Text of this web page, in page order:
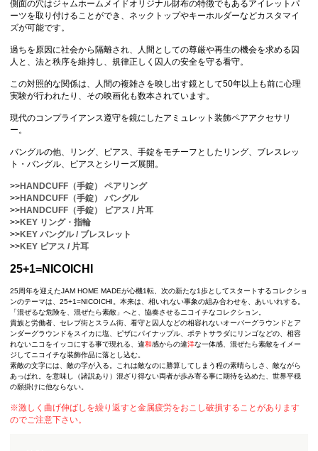
側面の穴はジャムホームメイドオリジナル財布の特徴でもあるアイレットパ
ーツを取り付けることができ、ネックトップやキーホルダーなどカスタマイ
ズが可能です。
過ちを原因に社会から隔離され、人間としての尊厳や再生の機会を求める囚
人と、法と秩序を維持し、規律正しく囚人の安全を守る看守。
この対照的な関係は、人間の複雑さを映し出す鏡として50年以上も前に心理
実験が行われたり、その映画化も数本されています。
現代のコンプライアンス遵守を鏡にしたアミュレット装飾ペアアクセサリ
ー。
バングルの他、リング、ピアス、手錠をモチーフとしたリング、ブレスレッ
ト・バングル、ピアスとシリーズ展開。
>>HANDCUFF（手錠） ペアリング
>>HANDCUFF（手錠） バングル
>>HANDCUFF（手錠） ピアス / 片耳
>>KEY リング・指輪
>>KEY バングル / ブレスレット
>>KEY ピアス / 片耳
25+1=NICOICHI
25周年を迎えたJAM HOME MADEが心機1転、次の新たな1歩としてスタートするコレクショ
ンのテーマは、25+1=NICOICHI。本来は、相いれない事象の組み合わせを、あいいれする。
「混ぜるな危険を、混ぜたら素敵」へと、協奏させるニコイチなコレクション。
貴族と労働者、セレブ街とスラム街、看守と囚人などの相容れないオーバーグラウンドとア
ンダーグラウンドをスイカに塩、ピザにパイナップル、ポテトサラダにリンゴなどの、相容
れないニコをイッコにする事で現れる、違和感からの違洋な一体感、混ぜたら素敵をイメー
ジしてニコイチな装飾作品に落とし込む。
素敵の文字には、敵の字が入る。これは敵なのに勝算してしまう程の素晴らしさ、敵ながら
あっぱれ。を意味し（諸説あり）混ざり得ない両者が歩み寄る事に期待を込めた、世界平穏
の願掛けに他ならない。
※激しく曲げ伸ばしを繰り返すと金属疲労をおこし破損することがあります
のでご注意下さい。